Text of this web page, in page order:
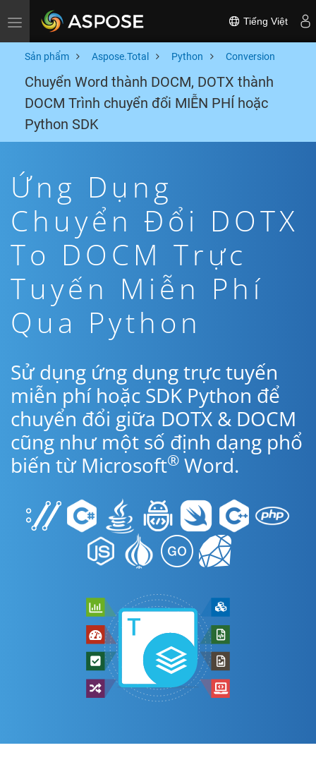
Toggle navigation Tiếng Việt
Sản phẩm Aspose.Total Python Conversion
Chuyển Word thành DOCM, DOTX thành
DOCM Trình chuyển đổi MIỄN PHÍ hoặc
Python SDK
Ứng Dụng
Chuyển Đổi DOTX
To DOCM Trực
Tuyến Miễn Phí
Qua Python
Sử dụng ứng dụng trực tuyến
miễn phí hoặc SDK Python để
chuyển đổi giữa DOTX & DOCM
cũng như một số định dạng phổ
biến từ Microsoft® Word.